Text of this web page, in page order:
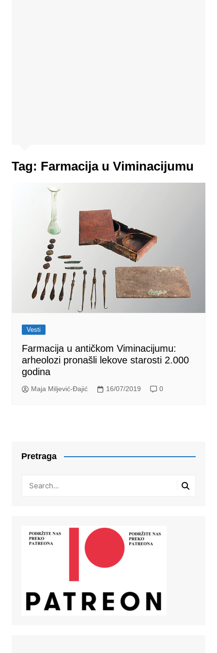
Tag: Farmacija u Viminacijumu
Vesti
Farmacija u antičkom Viminacijumu:
arheolozi pronašli lekove starosti 2.000
godina
Maja Miljević-Đajić 16/07/2019 0
Pretraga